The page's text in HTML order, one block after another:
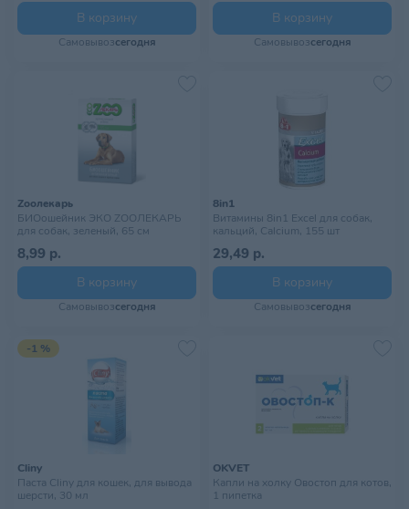
В корзину
Самовывозсегодня
В корзину
Самовывозсегодня
Zooлекарь
БИОошейник ЭКО ZOOЛЕКАРЬ
для собак, зеленый, 65 см
8,99 р.
В корзину
Самовывозсегодня
8in1
Витамины 8in1 Excel для собак,
кальций, Calcium, 155 шт
29,49 р.
В корзину
Самовывозсегодня
-1 %
Cliny
Паста Cliny для кошек, для вывода
шерсти, 30 мл
OKVET
Капли на холку Овостоп для котов,
1 пипетка